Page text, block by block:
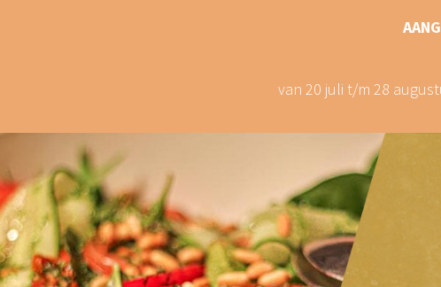
van 20 juli t/m 28